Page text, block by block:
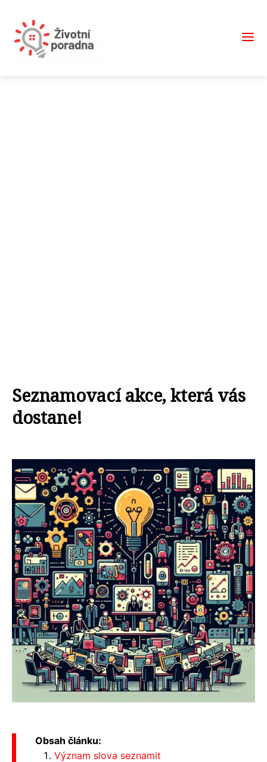
Seznamovací akce, která vás
dostane!
Obsah článku:
Význam slova seznamit